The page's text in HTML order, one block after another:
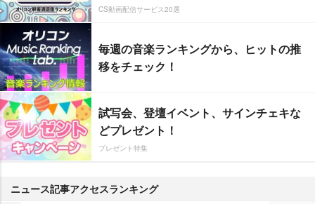
CS動画配信サービス20選
毎週の音楽ランキングから、ヒットの推
移をチェック！
試写会、登壇イベント、サインチェキな
どプレゼント！
プレゼント特集
ニュース記事アクセスランキング